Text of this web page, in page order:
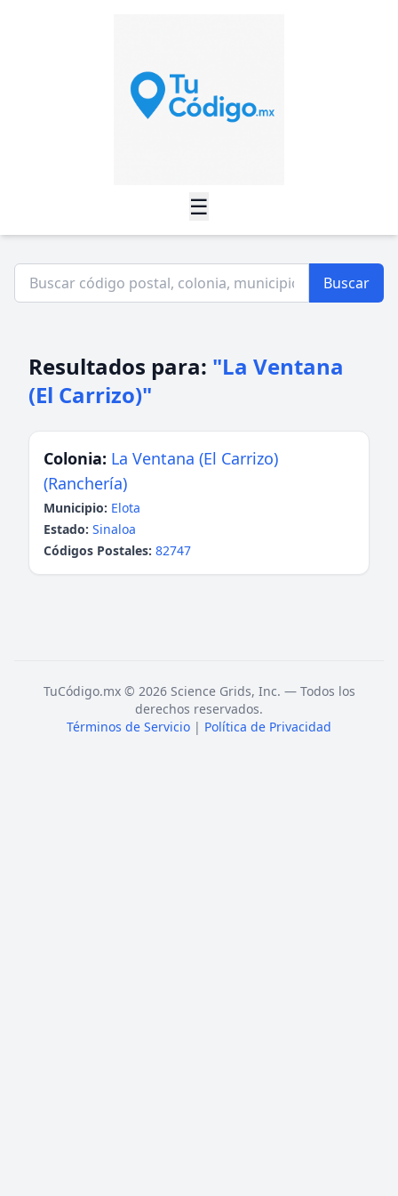
☰
Buscar
Resultados para: "La Ventana
(El Carrizo)"
Colonia: La Ventana (El Carrizo)
(Ranchería)
Municipio: Elota
Estado: Sinaloa
Códigos Postales: 82747
TuCódigo.mx © 2026 Science Grids, Inc. — Todos los
derechos reservados.
Términos de Servicio | Política de Privacidad